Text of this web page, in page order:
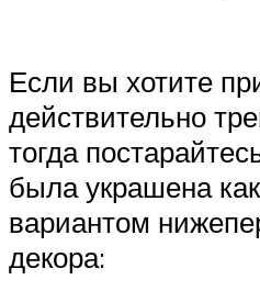
Если вы хотите
действительно
тогда
была украшена
вариантом
декора: